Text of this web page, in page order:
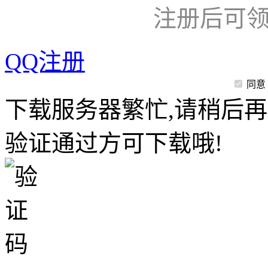
注册后可
QQ注册
同意
下载服务器繁忙,请稍后
验证通过方可下载哦!